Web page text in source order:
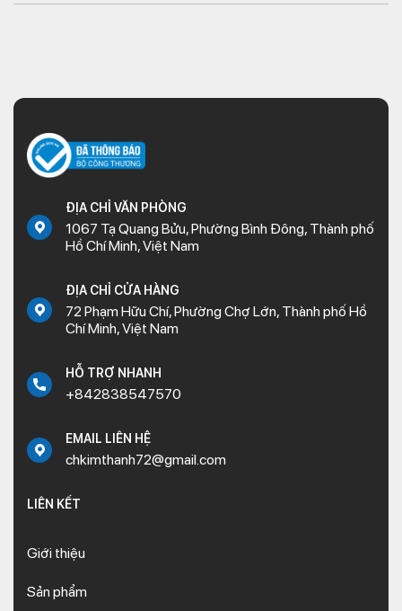
ĐỊA CHỈ VĂN PHÒNG
1067 Tạ Quang Bửu, Phường Bình Đông, Thành phố
Hồ Chí Minh, Việt Nam
ĐỊA CHỈ CỬA HÀNG
72 Phạm Hữu Chí, Phường Chợ Lớn, Thành phố Hồ
Chí Minh, Việt Nam
HỖ TRỢ NHANH
+842838547570
EMAIL LIÊN HỆ
chkimthanh72@gmail.com
LIÊN KẾT
Giới thiệu
Sản phẩm